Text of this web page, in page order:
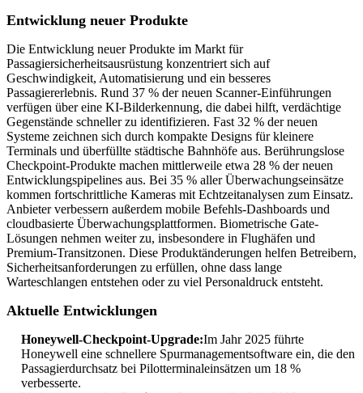
Entwicklung neuer Produkte
Die Entwicklung neuer Produkte im Markt für
Passagiersicherheitsausrüstung konzentriert sich auf
Geschwindigkeit, Automatisierung und ein besseres
Passagiererlebnis. Rund 37 % der neuen Scanner-Einführungen
verfügen über eine KI-Bilderkennung, die dabei hilft, verdächtige
Gegenstände schneller zu identifizieren. Fast 32 % der neuen
Systeme zeichnen sich durch kompakte Designs für kleinere
Terminals und überfüllte städtische Bahnhöfe aus. Berührungslose
Checkpoint-Produkte machen mittlerweile etwa 28 % der neuen
Entwicklungspipelines aus. Bei 35 % aller Überwachungseinsätze
kommen fortschrittliche Kameras mit Echtzeitanalysen zum Einsatz.
Anbieter verbessern außerdem mobile Befehls-Dashboards und
cloudbasierte Überwachungsplattformen. Biometrische Gate-
Lösungen nehmen weiter zu, insbesondere in Flughäfen und
Premium-Transitzonen. Diese Produktänderungen helfen Betreibern,
Sicherheitsanforderungen zu erfüllen, ohne dass lange
Warteschlangen entstehen oder zu viel Personaldruck entsteht.
Aktuelle Entwicklungen
Honeywell-Checkpoint-Upgrade:Im Jahr 2025 führte
Honeywell eine schnellere Spurmanagementsoftware ein, die den
Passagierdurchsatz bei Pilotterminaleinsätzen um 18 %
verbesserte.